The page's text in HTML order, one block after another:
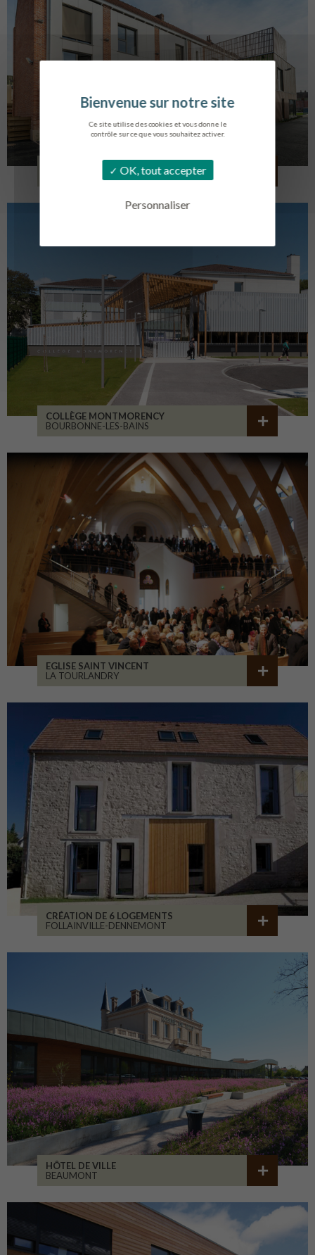
Ce site utilise des cookies et vous donne le
contrôle sur ce que vous souhaitez activer.
OK, tout accepter
Personnaliser
LOG. JEUNES TRAVAILLEURS
COLLÈGE MONTMORENCY
BOURBONNE-LES-BAINS
EGLISE SAINT VINCENT
LA TOURLANDRY
CRÉATION DE 6 LOGEMENTS
FOLLAINVILLE-DENNEMONT
HÔTEL DE VILLE
BEAUMONT